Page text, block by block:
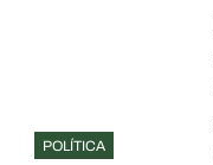
POLÍTICA